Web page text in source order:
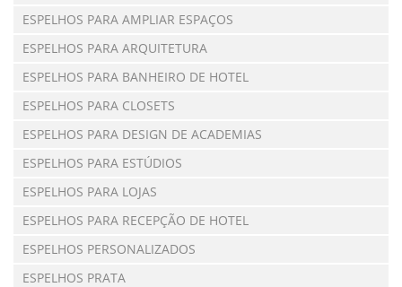
ESPELHOS PARA AMPLIAR ESPAÇOS
ESPELHOS PARA ARQUITETURA
ESPELHOS PARA BANHEIRO DE HOTEL
ESPELHOS PARA CLOSETS
ESPELHOS PARA DESIGN DE ACADEMIAS
ESPELHOS PARA ESTÚDIOS
ESPELHOS PARA LOJAS
ESPELHOS PARA RECEPÇÃO DE HOTEL
ESPELHOS PERSONALIZADOS
ESPELHOS PRATA